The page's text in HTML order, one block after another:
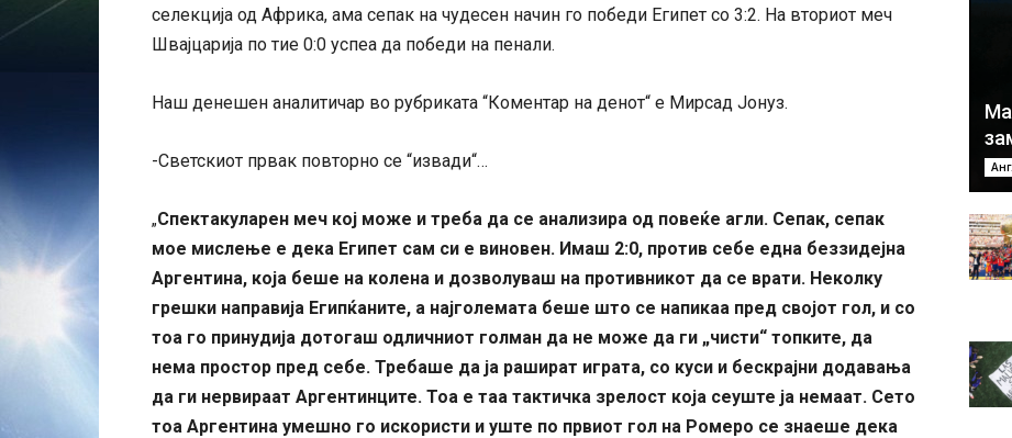
селекција од Африка, ама сепак на чудесен начин го победи Египет со 3:2. На вториот меч
Швајцарија по тие 0:0 успеа да победи на пенали.
Наш денешен аналитичар во рубриката “Коментар на денот“ е Мирсад Јонуз.
-Светскиот првак повторно се “извади“…
„Спектакуларен меч кој може и треба да се анализира од повеќе агли. Сепак, сепак
мое мислење е дека Египет сам си е виновен. Имаш 2:0, против себе една беззидејна
Аргентина, која беше на колена и дозволуваш на противникот да се врати. Неколку
грешки направија Египќаните, а најголемата беше што се напикаа пред својот гол, и со
тоа го принудија дотогаш одличниот голман да не може да ги „чисти“ топките, да
нема простор пред себе. Требаше да ја рашират играта, со куси и бескрајни додавања
да ги нервираат Аргентинците. Тоа е таа тактичка зрелост која сеуште ја немаат. Сето
тоа Аргентина умешно го искористи и уште по првиот гол на Ромеро се знаеше дека